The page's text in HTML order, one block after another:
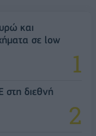
και
σε low
στη διεθνή